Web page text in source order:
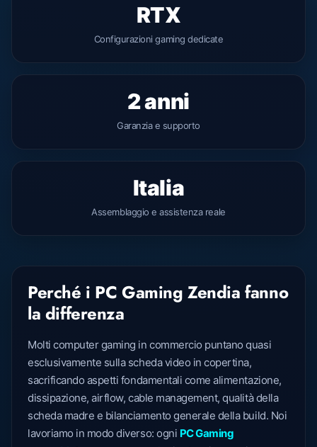
RTX
Configurazioni gaming dedicate
2 anni
Garanzia e supporto
Italia
Assemblaggio e assistenza reale
Perché i PC Gaming Zendia fanno
la differenza
Molti computer gaming in commercio puntano quasi
esclusivamente sulla scheda video in copertina,
sacrificando aspetti fondamentali come alimentazione,
dissipazione, airflow, cable management, qualità della
scheda madre e bilanciamento generale della build. Noi
lavoriamo in modo diverso: ogni PC Gaming